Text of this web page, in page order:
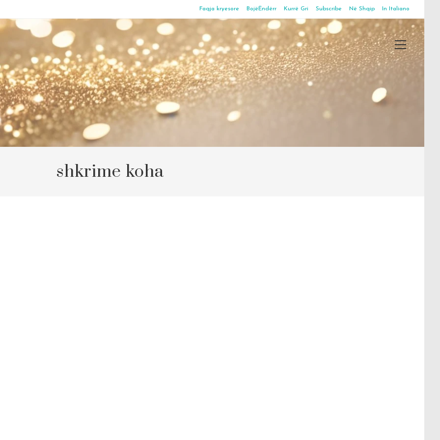
Faqja kryesore BojëËndërr Kurrë Gri Subscribe Në Shqip In Italiano
Main
Menu
shkrime koha